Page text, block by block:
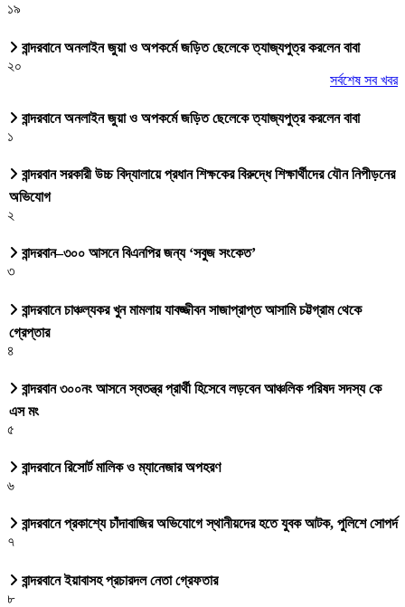
১৯
বান্দরবানে অনলাইন জুয়া ও অপকর্মে জড়িত ছেলেকে ত্যাজ্যপুত্র করলেন বাবা
২০
সর্বশেষ সব খবর
বান্দরবানে অনলাইন জুয়া ও অপকর্মে জড়িত ছেলেকে ত্যাজ্যপুত্র করলেন বাবা
১
বান্দরবান সরকারী উচ্চ বিদ্যালায়ে প্রধান শিক্ষকের বিরুদ্ধে শিক্ষার্থীদের যৌন নিপীড়নের
অভিযোগ
২
বান্দরবান–৩০০ আসনে বিএনপির জন্য ‘সবুজ সংকেত’
৩
বান্দরবানে চাঞ্চল্যকর খুন মামলায় যাবজ্জীবন সাজাপ্রাপ্ত আসামি চট্টগ্রাম থেকে
গ্রেপ্তার
৪
বান্দরবান ৩০০নং আসনে স্বতন্ত্র প্রার্থী হিসেবে লড়বেন আঞ্চলিক পরিষদ সদস্য কে
এস মং
৫
বান্দরবানে রিসোর্ট মালিক ও ম্যানেজার অপহরণ
৬
বান্দরবানে প্রকাশ্যে চাঁদাবাজির অভিযোগে স্থানীয়দের হতে যুবক আটক, পুলিশে সোপর্দ
৭
বান্দরবানে ইয়াবাসহ প্রচারদল নেতা গ্রেফতার
৮